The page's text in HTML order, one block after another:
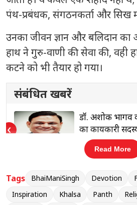
पंथ-प्रबंधक, संगठनकर्ता और सिख
उनका जीवन ज्ञान और बलिदान
हाथ ने गुरु-वाणी की सेवा की, वही
कटने को भी तैयार हो गया।
संबंधित खबरें
मुकेश ऋषि के
पिताओं को
जिन्होंने सही समय
‹
“कलम भी उनकी अरदास थी,
Read More
Tags BhaiManiSingh Devotion
Inspiration
Khalsa Panth